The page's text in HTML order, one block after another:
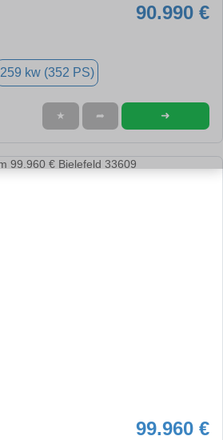
90.990 €
259 kw (352 PS)
★ ➦ ➜
99.960 €